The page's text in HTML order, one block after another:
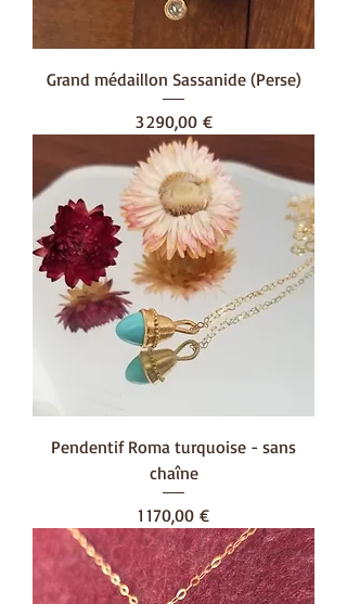
Grand médaillon Sassanide (Perse)
Prix
3 290,00 €
Pendentif Roma turquoise - sans
chaîne
Prix
1 170,00 €